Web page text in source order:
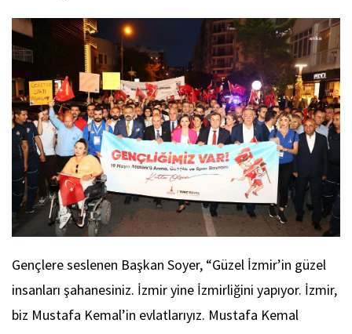
Gençlere seslenen Başkan Soyer, “Güzel İzmir’in güzel
insanları şahanesiniz. İzmir yine İzmirliğini yapıyor. İzmir,
biz Mustafa Kemal’in evlatlarıyız. Mustafa Kemal